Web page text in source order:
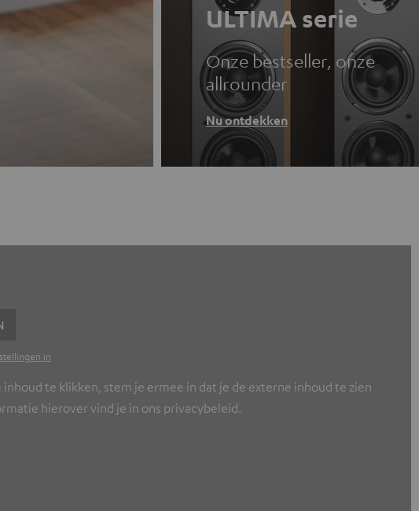
ULTIMA serie
Onze bestseller, onze
allrounder
Nu ontdekken
in
te klikken, stem je ermee in dat je de externe inhoud te zien
hierover vind je in ons privacybeleid.